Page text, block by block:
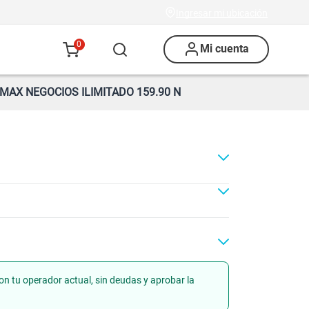
0 Mi cuenta
NEGOCIOS ILIMITADO 159.90 N
Renovación
tu operador actual, sin deudas y aprobar la